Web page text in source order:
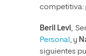
competitiva:
Beril Levi,
Personal , y
siguientes